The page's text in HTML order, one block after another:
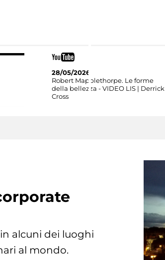
28/05/2026
Robert Mapplethorpe. Le forme
della bellezza - VIDEO LIS | Derrick
Cross
alcuni dei luoghi
al mondo.